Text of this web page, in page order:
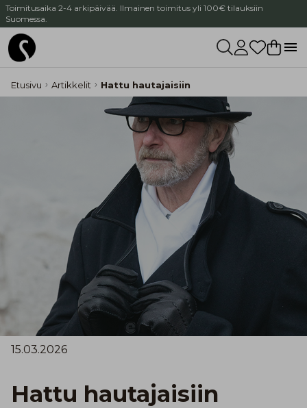
Toimitusaika 2-4 arkipäivää. Ilmainen toimitus yli 100€ tilauksiin
Suomessa.
Etusivu Artikkelit Hattu hautajaisiin
15.03.2026
Hattu hautajaisiin